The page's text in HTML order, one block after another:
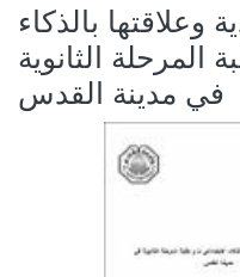
وعلاقتها بالذكاء
المرحلة الثانوية
في مدينة القدس